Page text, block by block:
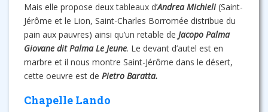
Mais elle propose deux tableaux d’Andrea Michieli(Saint-
Jérôme et le Lion, Saint-Charles Borromée distribue du
pain aux pauvres) ainsi qu’un retable de Jacopo Palma
Giovane dit Palma Le Jeune. Le devant d’autel est en
marbre et il nous montre Saint-Jérôme dans le désert,
cette oeuvre est de Pietro Baratta.
Chapelle Lando